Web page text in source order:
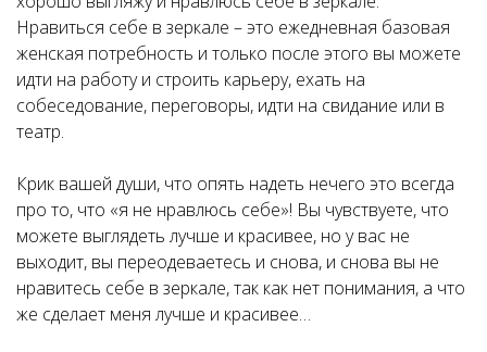
Нравиться себе в зеркале – это ежедневная базовая
женская потребность и только после этого вы можете
идти на работу и строить карьеру, ехать на
собеседование, переговоры, идти на свидание или в
театр.
Крик вашей души, что опять надеть нечего это всегда
про то, что «я не нравлюсь себе»! Вы чувствуете, что
можете выглядеть лучше и красивее, но у вас не
выходит, вы переодеваетесь и снова, и снова вы не
нравитесь себе в зеркале, так как нет понимания, а что
же сделает меня лучше и красивее…